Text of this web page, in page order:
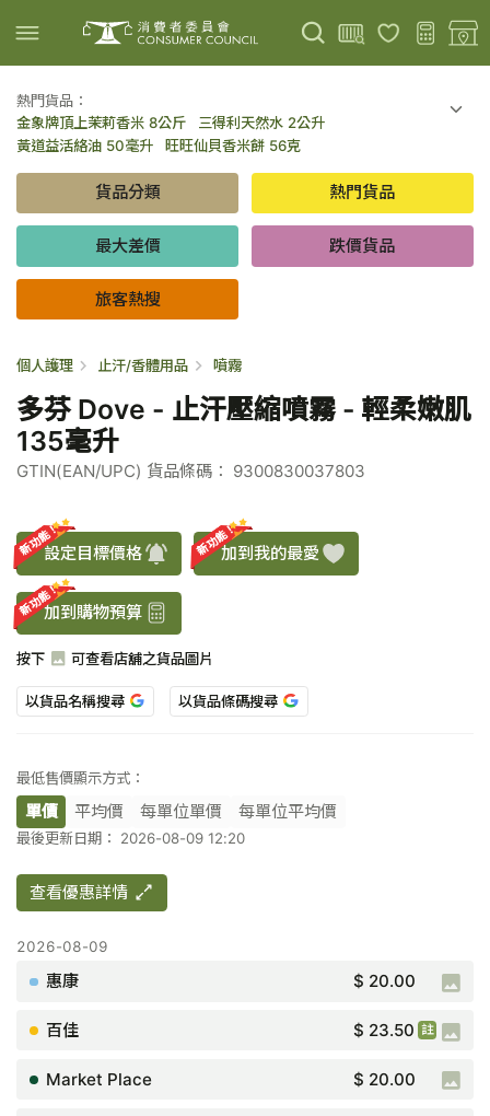
上載圖片 掃描條碼
熱門貨品：
金象牌頂上茉莉香米 8公斤
三得利天然水 2公升
黃道益活絡油 50毫升
旺旺仙貝香米餅 56克
百勝廚新加坡叻沙拉麵 144克
倍樂醇乳酪飲品 - 藍莓 65毫升 x 6
金象牌頂上茉莉香米 5公斤
低鹽/無鹽/低糖/無糖食品
貨品分類 熱門貨品
最大差價 跌價貨品
旅客熱搜
個人護理 止汗/香體用品 噴霧
多芬 Dove - 止汗壓縮噴霧 - 輕柔嫩肌
135毫升
GTIN(EAN/UPC) 貨品條碼： 9300830037803
設定目標價格
新功能！ 加到我的最愛
新功能！
加到購物預算
新功能！
按下 可查看店舖之貨品圖片
以貨品名稱搜尋 以貨品條碼搜尋
最低售價顯示方式：
單價 平均價 每單位單價 每單位平均價
最後更新日期： 2026-08-09 12:20
查看優惠詳情
$ 20.00
$ 23.50
$ 20.00